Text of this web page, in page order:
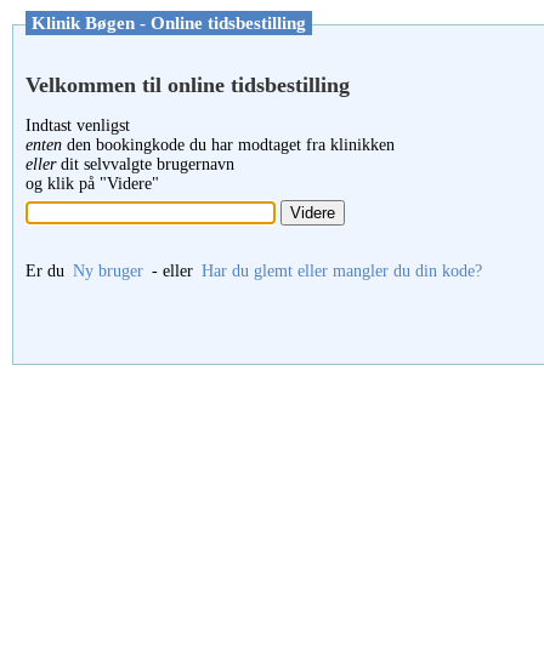
Klinik Bøgen - Online tidsbestilling
Velkommen til online tidsbestilling
Indtast venligst
enten den bookingkode du har modtaget fra klinikken
ellerdit selvvalgte brugernavn
og klik på "Videre"
Er du Ny bruger - eller Har du glemt eller mangler du din kode?